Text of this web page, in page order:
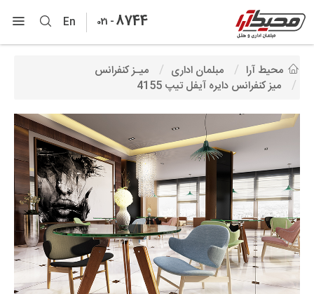
En 021 -8744
محیط آرا مبلمان اداری
میـز کنفرانس
میز کنفرانس دایره آیفل تیپ 4155